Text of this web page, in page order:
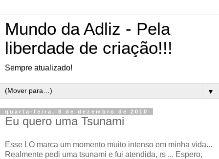
Mundo da Adliz - Pela
liberdade de criação!!!
Sempre atualizado!
▼
quarta-feira, 8 de dezembro de 2010
Eu quero uma Tsunami
Esse LO marca um momento muito intenso em minha vida...
Realmente pedi uma tsunami e fui atendida, rs ... Espero,